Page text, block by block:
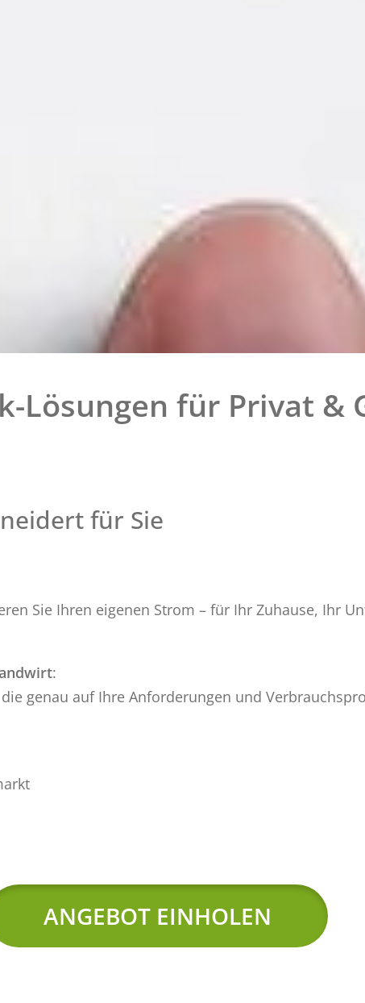
Lösungen für Privat &
für Sie
Sie Ihren ei­ge­nen Strom – für Ihr Zu­hau­se, Ihr
:
genau auf Ihre An­for­de­run­gen und
ANGEBOT EINHOLEN